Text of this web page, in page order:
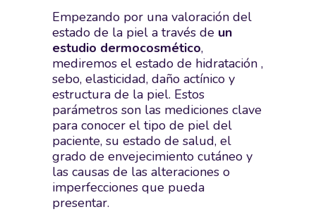
Empezando por una valoración del
estado de la piel a través de un
estudio dermocosmético,
mediremos el estado de hidratación ,
sebo, elasticidad, daño actínico y
estructura de la piel. Estos
parámetros son las mediciones clave
para conocer el tipo de piel del
paciente, su estado de salud, el
grado de envejecimiento cutáneo y
las causas de las alteraciones o
imperfecciones que pueda
presentar.